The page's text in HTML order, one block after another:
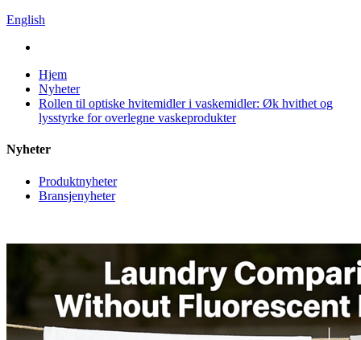
English
Hjem
Nyheter
Rollen til optiske hvitemidler i vaskemidler: Øk hvithet og
lysstyrke for overlegne vaskeprodukter
Nyheter
Produktnyheter
Bransjenyheter